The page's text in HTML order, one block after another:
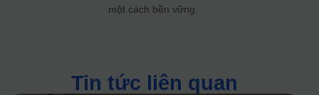
một cách bền vững.
Tin tức liên quan